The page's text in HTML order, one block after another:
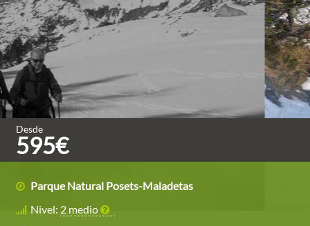
Desde
595€
Parque Natural Posets-Maladetas
Nivel: 2 medio